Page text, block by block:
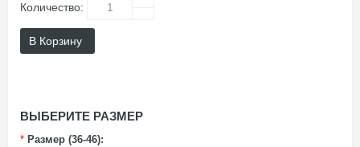
Количество:
В Корзину
ВЫБЕРИТЕ РАЗМЕР
* Размер (36-46):